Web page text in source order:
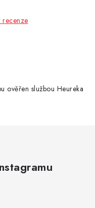
recenze
ověřen službou Heureka